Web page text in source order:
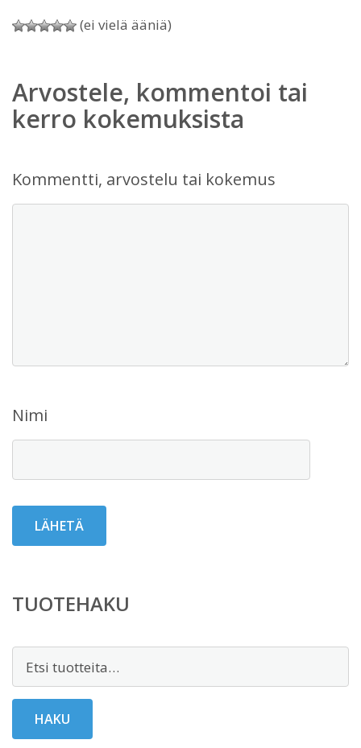
(ei vielä ääniä)
Arvostele, kommentoi tai
kerro kokemuksista
Kommentti, arvostelu tai kokemus
Nimi
TUOTEHAKU
HAKU